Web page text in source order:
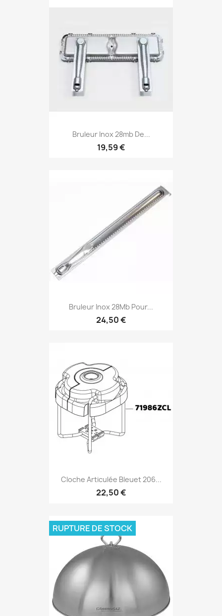
Bruleur Inox 28mb De...
19,59 €
Bruleur Inox 28Mb Pour...
24,50 €
Cloche Articulée Bleuet 206...
22,50 €
RUPTURE DE STOCK